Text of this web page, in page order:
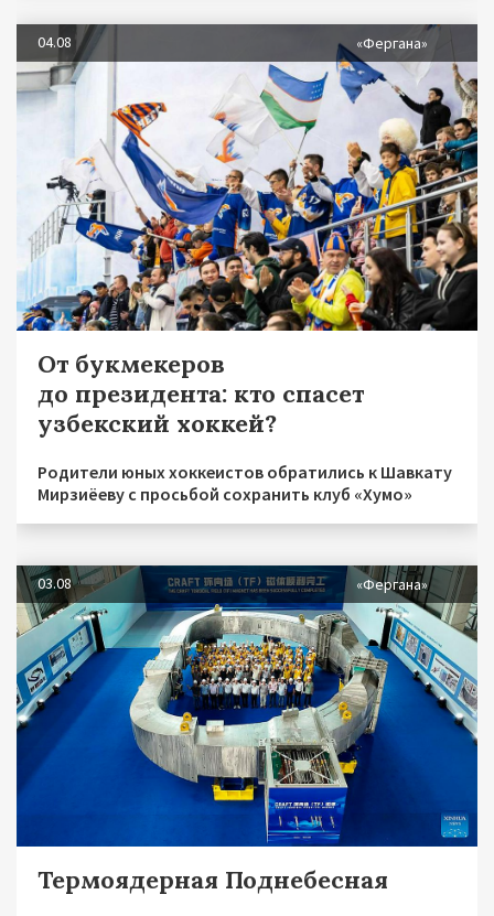
04.08 «Фергана»
От букмекеров
до президента: кто спасет
узбекский хоккей?
Родители юных хоккеистов обратились к Шавкату
Мирзиёеву с просьбой сохранить клуб «Хумо»
03.08 «Фергана»
Термоядерная Поднебесная